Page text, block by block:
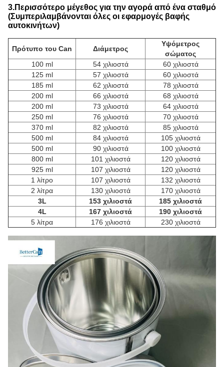
3.Περισσότερο μέγεθος για την αγορά από ένα σταθμό
(Συμπεριλαμβάνονται όλες οι εφαρμογές βαφής
αυτοκινήτων)
Πρότυπο του Can Διάμετρος
Υψόμετρος
σώματος
100 ml
54 χιλιοστά
60 χιλιοστά
125 ml
57 χιλιοστά
60 χιλιοστά
185 ml
62 χιλιοστά
78 χιλιοστά
200 ml
66 χιλιοστά
68 χιλιοστά
200 ml
73 χιλιοστά
64 χιλιοστά
250 ml
76 χιλιοστά
70 χιλιοστά
370 ml
82 χιλιοστά
85 χιλιοστά
500 ml
84 χιλιοστά
105 χιλιοστά
500 ml
90 χιλιοστά
100 χιλιοστά
800 ml
101 χιλιοστά
120 χιλιοστά
925 ml
107 χιλιοστά
120 χιλιοστά
1 λίτρο
107 χιλιοστά
132 χιλιοστά
2 λίτρα
130 χιλιοστά
170 χιλιοστά
3L
153 χιλιοστά
185 χιλιοστά
4L
167 χιλιοστά
190 χιλιοστά
5 λίτρα
176 χιλιοστά 230 χιλιοστά